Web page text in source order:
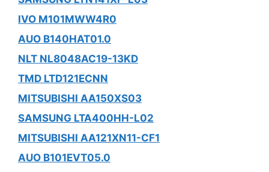
IVO M101MWW4R0
AUO B140HAT01.0
NLT NL8048AC19-13KD
TMD LTD121ECNN
MITSUBISHI AA150XS03
SAMSUNG LTA400HH-L02
MITSUBISHI AA121XN11-CF1
AUO B101EVT05.0